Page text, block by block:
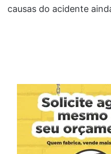
causas do acidente